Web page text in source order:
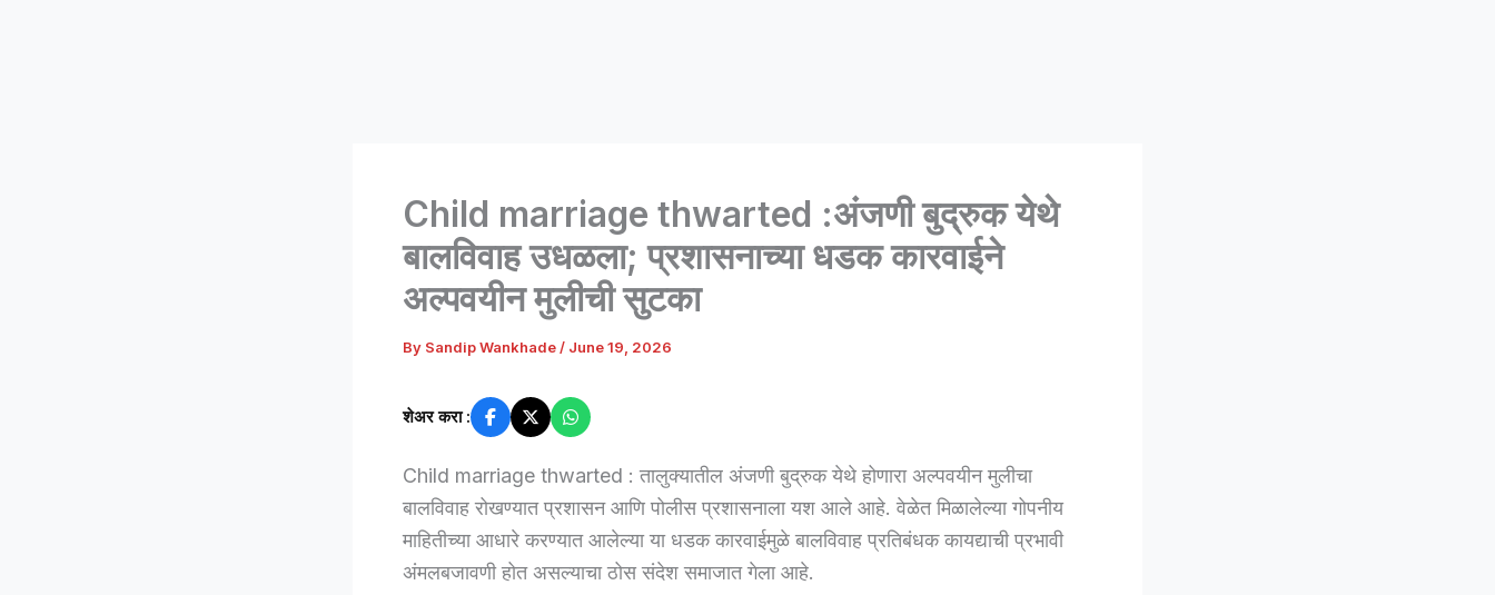
Child marriage thwarted :अंजणी बुद्रुक येथे
बालविवाह उधळला; प्रशासनाच्या धडक कारवाईने
अल्पवयीन मुलीची सुटका
By Sandip Wankhade / June 19, 2026
शेअर करा :
Child marriage thwarted : तालुक्यातील अंजणी बुद्रुक येथे होणारा अल्पवयीन मुलीचा
बालविवाह रोखण्यात प्रशासन आणि पोलीस प्रशासनाला यश आले आहे. वेळेत मिळालेल्या गोपनीय
माहितीच्या आधारे करण्यात आलेल्या या धडक कारवाईमुळे बालविवाह प्रतिबंधक कायद्याची प्रभावी
अंमलबजावणी होत असल्याचा ठोस संदेश समाजात गेला आहे.